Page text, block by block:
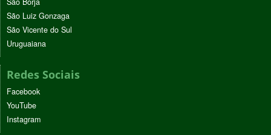
São Luiz Gonzaga
São Vicente do Sul
Uruguaiana
Redes Sociais
Facebook
YouTube
Instagram